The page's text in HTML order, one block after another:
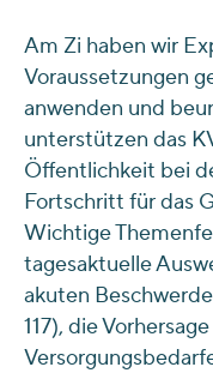
Am Zi haben wir
Voraussetzungen
anwenden und
unterstützen das
Öffentlichkeit bei
Fortschritt für das
Wichtige
tagesaktuelle
akuten
117), die